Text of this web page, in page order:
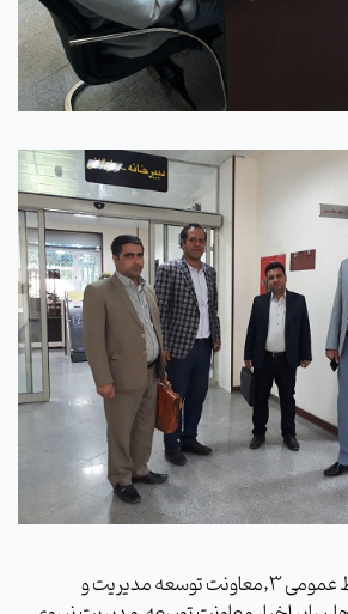
روابط عمومی 3,معاونت توسعه مدیریت و